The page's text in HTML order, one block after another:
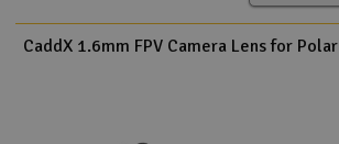
Mine favoritter
CaddX 1.6mm FPV Camera Lens for Polar